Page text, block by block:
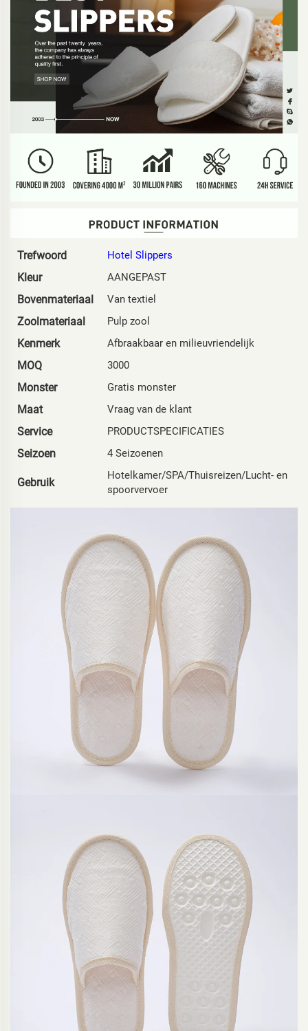
Trefwoord Hotel Slippers
Kleur AANGEPAST
Bovenmateriaal Van textiel
Zoolmateriaal Pulp zool
Kenmerk Afbraakbaar en milieuvriendelijk
MOQ 3000
Monster Gratis monster
Maat Vraag van de klant
Service PRODUCTSPECIFICATIES
Seizoen 4 Seizoenen
Gebruik
Hotelkamer/SPA/Thuisreizen/Lucht- en
spoorvervoer